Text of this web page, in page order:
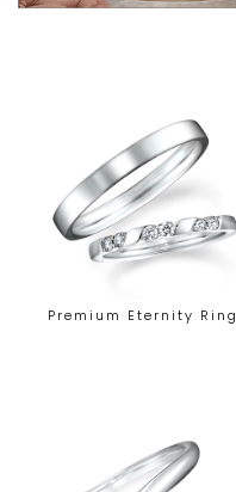
Premium Eternity Ring